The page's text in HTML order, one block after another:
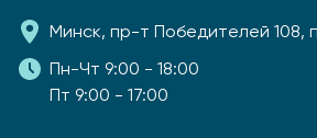
Минск, пр-т Победителей 108,
Пн-Чт 9:00 - 18:00
Пт 9:00 - 17:00